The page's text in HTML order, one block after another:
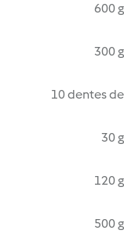
600 g
300 g
10 dentes de
30 g
120 g
500 g